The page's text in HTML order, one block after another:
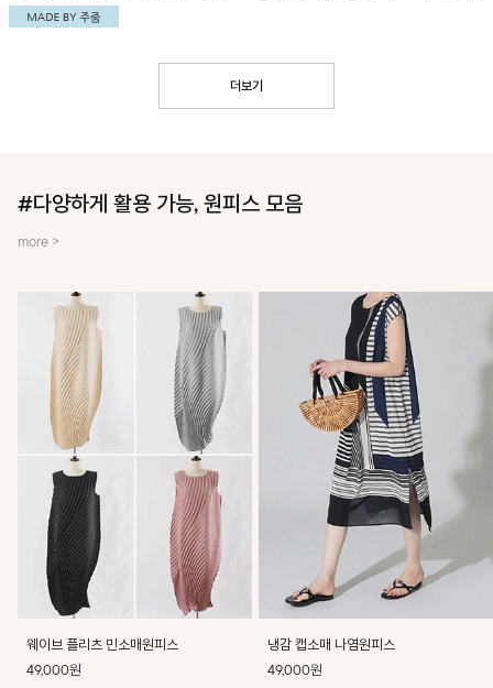
핏이 유니크한 아이템!
더보기
#다양하게 활용 가능, 원피스 모음
more >
웨이브 플리츠 민소매원피스
49,000원
냉감 캡소매 나염원피스
49,000원